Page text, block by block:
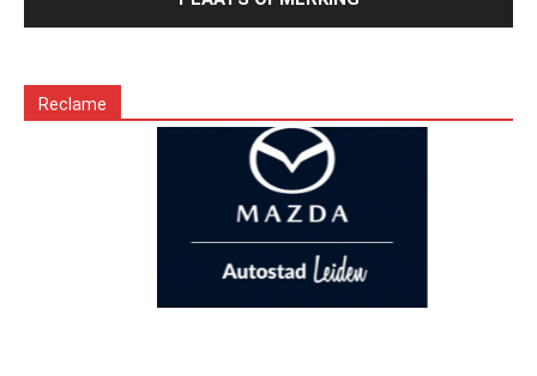
Reclame